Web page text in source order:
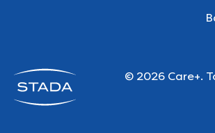
© 2026 Care+.